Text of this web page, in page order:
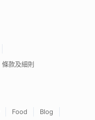
條款及細則
Food Blog